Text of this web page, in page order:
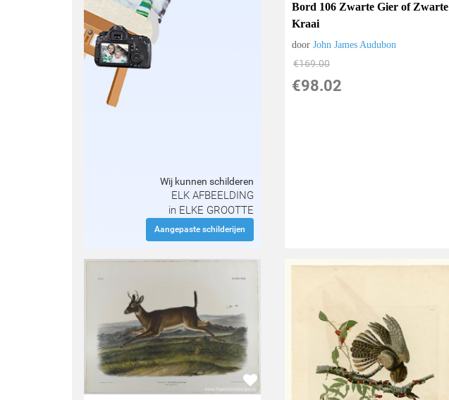
Wij kunnen schilderen
ELK AFBEELDING
in ELKE GROOTTE
Aangepaste schilderijen
Bord 106 Zwarte Gier of Zwarte
Kraai
doorJohn James Audubon
€169.00
€98.02